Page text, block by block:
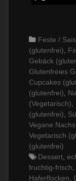
Categories
Feste /
(glutenfrei)
Gebäck
Glutenfreies
Cupcakes
(glutenfrei)
(Vegetarisch)
(glutenfrei)
Vegane
Vegetarisch
(glutenfrei)
Tags
Dessert
fruchtig-frisch
Haferflocken